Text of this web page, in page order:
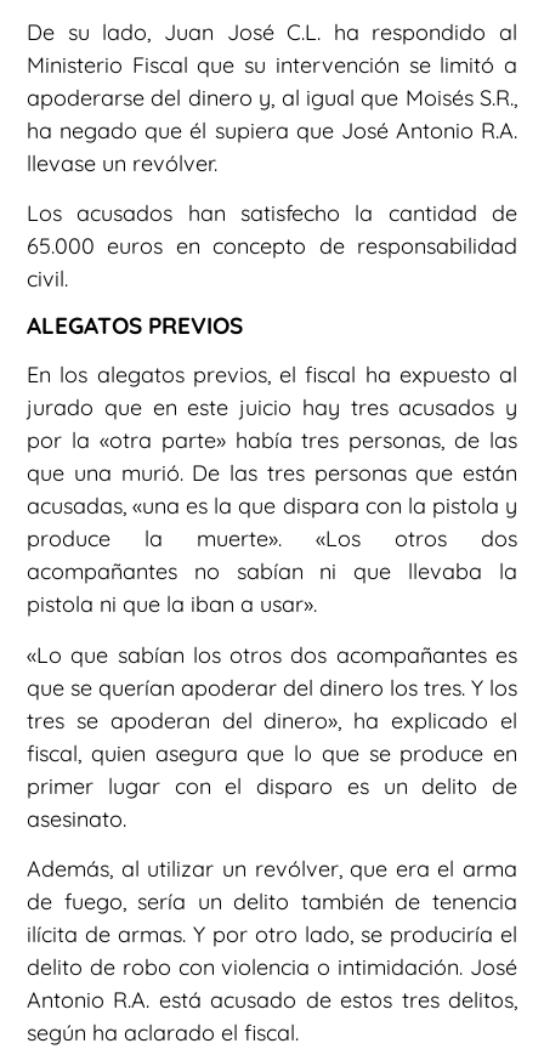
De su lado, Juan José C.L. ha respondido al
Ministerio Fiscal que su intervención se limitó a
apoderarse del dinero y, al igual que Moisés S.R.,
ha negado que él supiera que José Antonio R.A.
llevase un revólver.
Los acusados han satisfecho la cantidad de
65.000 euros en concepto de responsabilidad
civil.
ALEGATOS PREVIOS
En los alegatos previos, el fiscal ha expuesto al
jurado que en este juicio hay tres acusados y
por la «otra parte» había tres personas, de las
que una murió. De las tres personas que están
acusadas, «una es la que dispara con la pistola y
produce la muerte». «Los otros dos
acompañantes no sabían ni que llevaba la
pistola ni que la iban a usar».
«Lo que sabían los otros dos acompañantes es
que se querían apoderar del dinero los tres. Y los
tres se apoderan del dinero», ha explicado el
fiscal, quien asegura que lo que se produce en
primer lugar con el disparo es un delito de
asesinato.
Además, al utilizar un revólver, que era el arma
de fuego, sería un delito también de tenencia
ilícita de armas. Y por otro lado, se produciría el
delito de robo con violencia o intimidación. José
Antonio R.A. está acusado de estos tres delitos,
según ha aclarado el fiscal.